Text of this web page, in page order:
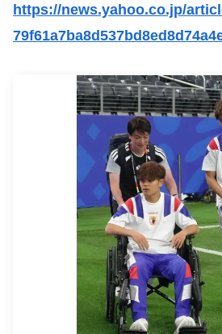
https://news.yahoo.co.jp/